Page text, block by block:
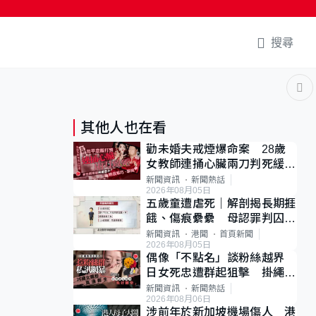
搜尋
其他人也在看
勸未婚夫戒煙爆命案 28歲
女教師連捅心臟兩刀判死緩
母斥判太重已上訴
新聞資訊
新聞熱話
2026年08月05日
五歲童遭虐死｜解剖揭長期捱
餓、傷痕纍纍 母認罪判囚
22年 官斥冷血：同類案最
惡劣
新聞資訊 港聞
首頁新聞
2026年08月05日
偶像「不點名」談粉絲越界
日女死忠遭群起狙擊 掛繩開
直播道歉後輕生
新聞資訊
新聞熱話
2026年08月06日
涉前年於新加坡機場傷人 港